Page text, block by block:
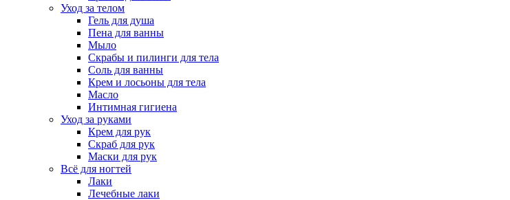
Уход за телом
Гель для душа
Пена для ванны
Мыло
Скрабы и пилинги для тела
Соль для ванны
Крем и лосьоны для тела
Масло
Интимная гигиена
Уход за руками
Крем для рук
Скраб для рук
Маски для рук
Всё для ногтей
Лаки
Лечебные лаки